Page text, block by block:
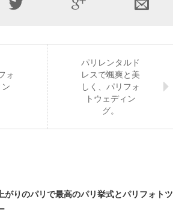
ォ
パリレンタルド
レスで颯爽と美
しく、パリフォ
トウェディン
グ。
がりのパリで最高のパリ挙式とパリフォトツ